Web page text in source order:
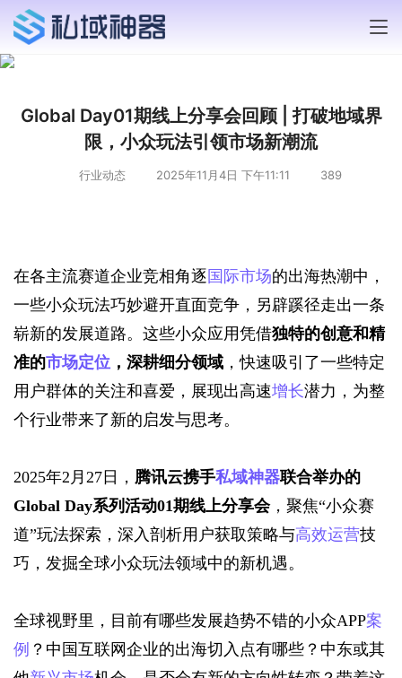
Global Day01期线上分享会回顾 | 打破地域界
限，小众玩法引领市场新潮流
行业动态 2025年11月4日 下午11:11 389
在各主流赛道企业竞相角逐 国际市场的出海热潮中，
一些小众玩法巧妙避开直面竞争，另辟蹊径走出一条
崭新的发展道路。这些小众应用凭借独特的创意和精
准的市场定位 ，深耕细分领域 ，快速吸引了一些特定
用户群体的关注和喜爱，展现出高速增长潜力，为整
个行业带来了新的启发与思考。
2025年2月27日， 腾讯云携手私域神器联合举办的
Global Day系列活动01期线上分享会，聚焦“小众赛
道”玩法探索，深入剖析用户获取策略与高效运营技
巧，发掘全球小众玩法领域中的新机遇。
全球视野里，目前有哪些发展趋势不错的小众APP案
例 ？中国互联网企业的出海切入点有哪些？中东或其